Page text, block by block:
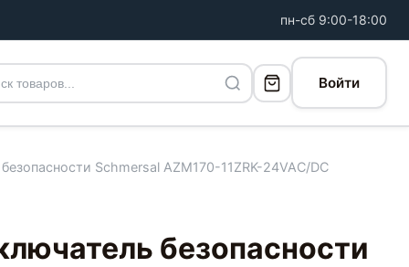
пн-сб 9:00-18:00
Войти
Schmersal AZM170-11ZRK-24VAC/DC
безопасности